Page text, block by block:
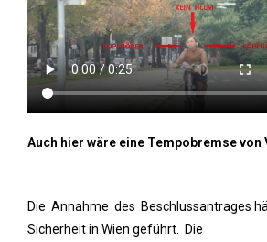
Auch hier wäre eine Tempobremse von
Die Annahme des Beschlussantrages
Sicherheit in Wien geführt. Die